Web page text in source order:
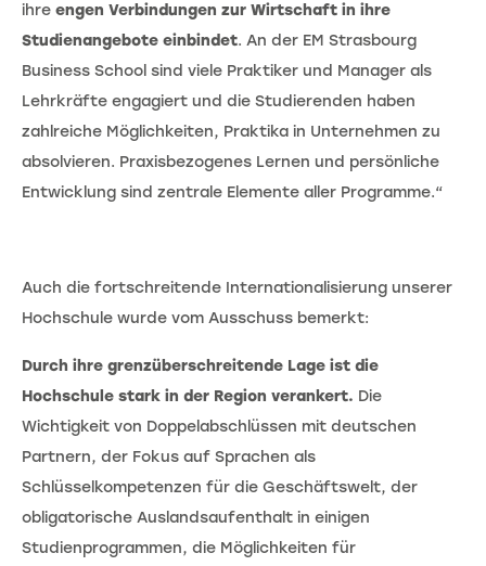
ihre engen Verbindungen zur Wirtschaft in ihre
Studienangebote einbindet. An der EM Strasbourg
Business School sind viele Praktiker und Manager als
Lehrkräfte engagiert und die Studierenden haben
zahlreiche Möglichkeiten, Praktika in Unternehmen zu
absolvieren. Praxisbezogenes Lernen und persönliche
Entwicklung sind zentrale Elemente aller Programme.“
Auch die fortschreitende Internationalisierung unserer
Hochschule wurde vom Ausschuss bemerkt:
Durch ihre grenzüberschreitende Lage ist die
Hochschule stark in der Region verankert. Die
Wichtigkeit von Doppelabschlüssen mit deutschen
Partnern, der Fokus auf Sprachen als
Schlüsselkompetenzen für die Geschäftswelt, der
obligatorische Auslandsaufenthalt in einigen
Studienprogrammen, die Möglichkeiten für